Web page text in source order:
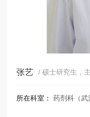
张艺 / 硕士研究生，
所在科室：药剂科（武